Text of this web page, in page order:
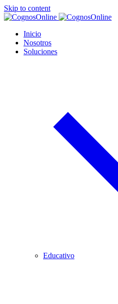
Skip to content
Inicio
Nosotros
Soluciones
Educativo